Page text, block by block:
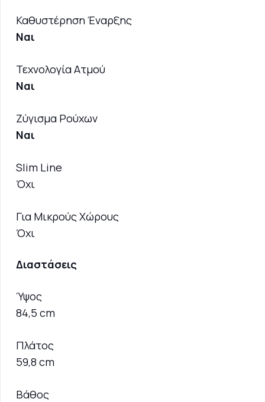
Καθυστέρηση Έναρξης
Ναι
Τεχνολογία Ατμού
Ναι
Ζύγισμα Ρούχων
Ναι
Slim Line
Όχι
Για Μικρούς Χώρους
Όχι
Διαστάσεις
Ύψος
84,5 cm
Πλάτος
59,8 cm
Βάθος